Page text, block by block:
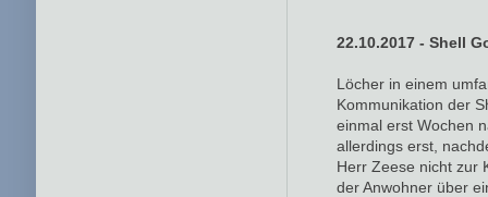
22.10.2017 - Shell
Löcher in einem
Kommunikation der
einmal erst Wochen
allerdings erst,
Herr Zeese nicht zur
der Anwohner über